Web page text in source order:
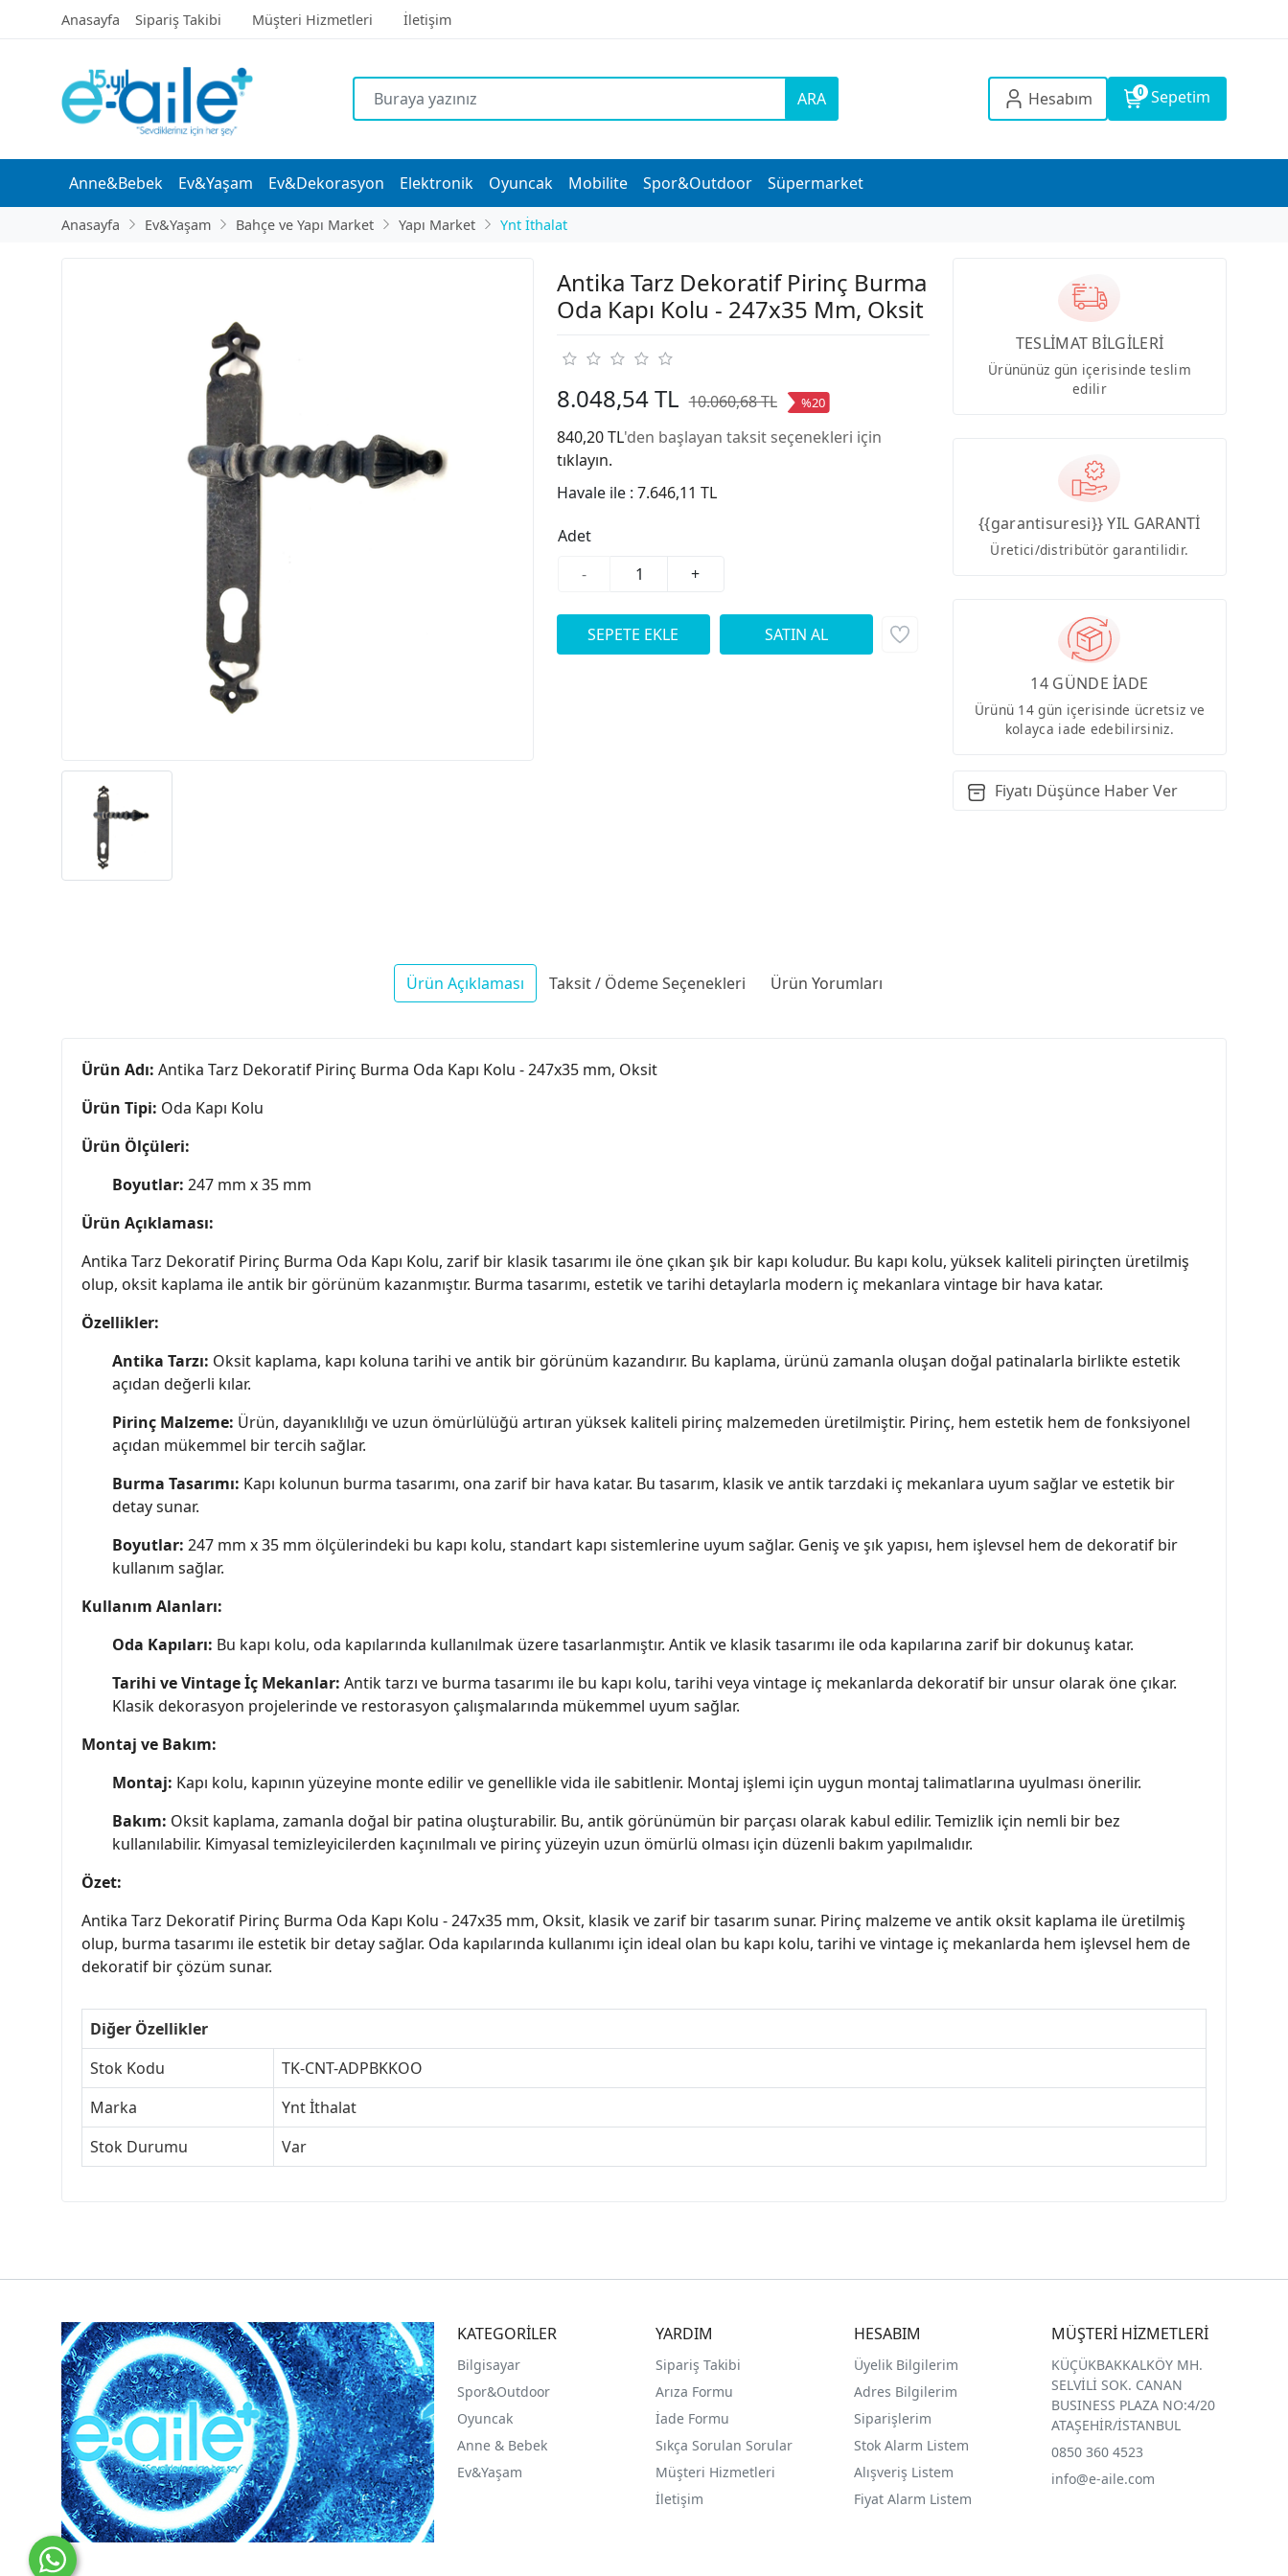
Anasayfa Sipariş Takibi Müşteri Hizmetleri İletişim
ARA Hesabım 0 Sepetim
Anne&Bebek Ev&Yaşam Ev&Dekorasyon Elektronik Oyuncak Mobilite Spor&Outdoor Süpermarket
Anasayfa Ev&Yaşam Bahçe ve Yapı Market Yapı Market Ynt İthalat
Antika Tarz Dekoratif Pirinç Burma
Oda Kapı Kolu - 247x35 Mm, Oksit
8.048,54 TL 10.060,68 TL %20
840,20 TL'den başlayan taksit seçenekleri için
tıklayın.
Havale ile : 7.646,11 TL
Adet
-
+
TESLİMAT BİLGİLERİ
Ürününüz gün içerisinde teslim
edilir
{{garantisuresi}} YIL GARANTİ
Üretici/distribütör garantilidir.
14 GÜNDE İADE
Ürünü 14 gün içerisinde ücretsiz ve
kolayca iade edebilirsiniz.
Fiyatı Düşünce Haber Ver
Ürün Açıklaması Taksit / Ödeme Seçenekleri Ürün Yorumları
Ürün Adı: Antika Tarz Dekoratif Pirinç Burma Oda Kapı Kolu - 247x35 mm, Oksit
Ürün Tipi: Oda Kapı Kolu
Ürün Ölçüleri:
Boyutlar: 247 mm x 35 mm
Ürün Açıklaması:
Antika Tarz Dekoratif Pirinç Burma Oda Kapı Kolu, zarif bir klasik tasarımı ile öne çıkan şık bir kapı koludur. Bu kapı kolu, yüksek kaliteli pirinçten üretilmiş
olup, oksit kaplama ile antik bir görünüm kazanmıştır. Burma tasarımı, estetik ve tarihi detaylarla modern iç mekanlara vintage bir hava katar.
Özellikler:
Antika Tarzı: Oksit kaplama, kapı koluna tarihi ve antik bir görünüm kazandırır. Bu kaplama, ürünü zamanla oluşan doğal patinalarla birlikte estetik
açıdan değerli kılar.
Pirinç Malzeme: Ürün, dayanıklılığı ve uzun ömürlülüğü artıran yüksek kaliteli pirinç malzemeden üretilmiştir. Pirinç, hem estetik hem de fonksiyonel
açıdan mükemmel bir tercih sağlar.
Burma Tasarımı: Kapı kolunun burma tasarımı, ona zarif bir hava katar. Bu tasarım, klasik ve antik tarzdaki iç mekanlara uyum sağlar ve estetik bir
detay sunar.
Boyutlar: 247 mm x 35 mm ölçülerindeki bu kapı kolu, standart kapı sistemlerine uyum sağlar. Geniş ve şık yapısı, hem işlevsel hem de dekoratif bir
kullanım sağlar.
Kullanım Alanları:
Oda Kapıları: Bu kapı kolu, oda kapılarında kullanılmak üzere tasarlanmıştır. Antik ve klasik tasarımı ile oda kapılarına zarif bir dokunuş katar.
Tarihi ve Vintage İç Mekanlar: Antik tarzı ve burma tasarımı ile bu kapı kolu, tarihi veya vintage iç mekanlarda dekoratif bir unsur olarak öne çıkar.
Klasik dekorasyon projelerinde ve restorasyon çalışmalarında mükemmel uyum sağlar.
Montaj ve Bakım:
Montaj: Kapı kolu, kapının yüzeyine monte edilir ve genellikle vida ile sabitlenir. Montaj işlemi için uygun montaj talimatlarına uyulması önerilir.
Bakım: Oksit kaplama, zamanla doğal bir patina oluşturabilir. Bu, antik görünümün bir parçası olarak kabul edilir. Temizlik için nemli bir bez
kullanılabilir. Kimyasal temizleyicilerden kaçınılmalı ve pirinç yüzeyin uzun ömürlü olması için düzenli bakım yapılmalıdır.
Özet:
Antika Tarz Dekoratif Pirinç Burma Oda Kapı Kolu - 247x35 mm, Oksit, klasik ve zarif bir tasarım sunar. Pirinç malzeme ve antik oksit kaplama ile üretilmiş
olup, burma tasarımı ile estetik bir detay sağlar. Oda kapılarında kullanımı için ideal olan bu kapı kolu, tarihi ve vintage iç mekanlarda hem işlevsel hem de
dekoratif bir çözüm sunar.
Diğer Özellikler
Stok Kodu
TK-CNT-ADPBKKOO
Marka
Ynt İthalat
Stok Durumu
Var
KATEGORİLER
Bilgisayar
Spor&Outdoor
Oyuncak
Anne & Bebek
Ev&Yaşam
YARDIM
Sipariş Takibi
Arıza Formu
İade Formu
Sıkça Sorulan Sorular
Müşteri Hizmetleri
İletişim
HESABIM
Üyelik Bilgilerim
Adres Bilgilerim
Siparişlerim
Stok Alarm Listem
Alışveriş Listem
Fiyat Alarm Listem
MÜŞTERİ HİZMETLERİ
KÜÇÜKBAKKALKÖY MH.
SELVİLİ SOK. CANAN
BUSINESS PLAZA NO:4/20
ATAŞEHİR/İSTANBUL
0850 360 4523
info@e-aile.com